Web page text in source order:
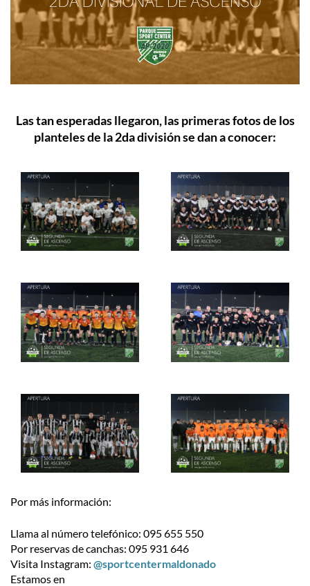
Las tan esperadas llegaron, las primeras fotos de los
planteles de la 2da división se dan a conocer:
Por más información:
Llama al número telefónico: 095 655 550
Por reservas de canchas: 095 931 646
Visita Instagram: @sportcentermaldonado
Estamos en